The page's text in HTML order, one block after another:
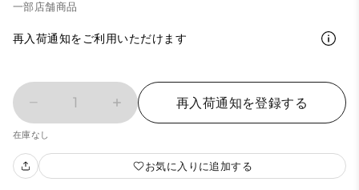
一部店舗商品
再入荷通知をご利用いただけます
1 再入荷通知を登録する
在庫なし
お気に入りに追加する